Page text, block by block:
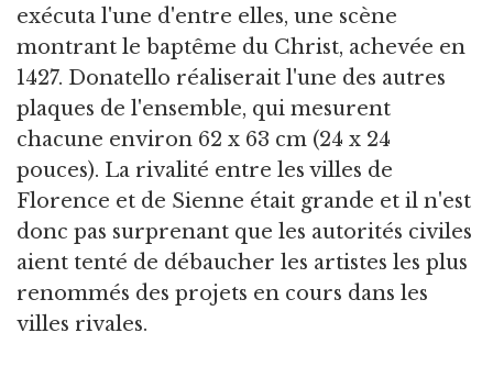
exécuta l'une d'entre elles, une scène
montrant le baptême du Christ, achevée en
1427. Donatello réaliserait l'une des autres
plaques de l'ensemble, qui mesurent
chacune environ 62 x 63 cm (24 x 24
pouces). La rivalité entre les villes de
Florence et de Sienne était grande et il n'est
donc pas surprenant que les autorités civiles
aient tenté de débaucher les artistes les plus
renommés des projets en cours dans les
villes rivales.